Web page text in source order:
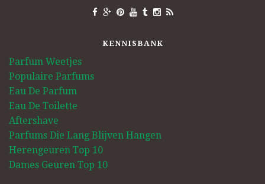
KENNISBANK
Parfum Weetjes
Populaire Parfums
Eau De Parfum
Eau De Toilette
Aftershave
Parfums Die Lang Blijven Hangen
Herengeuren Top 10
Dames Geuren Top 10